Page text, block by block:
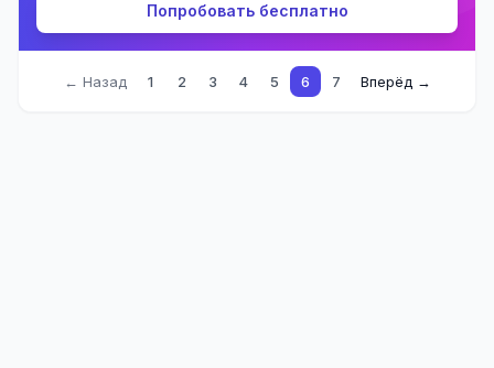
Попробовать бесплатно
← Назад 1 2 3 4 5 6 7 Вперёд →